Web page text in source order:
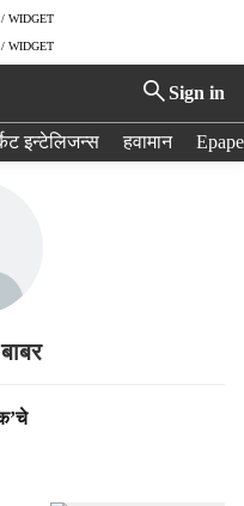
WIDGET
WIDGET
Sign in
इन्टेलिजन्स हवामान